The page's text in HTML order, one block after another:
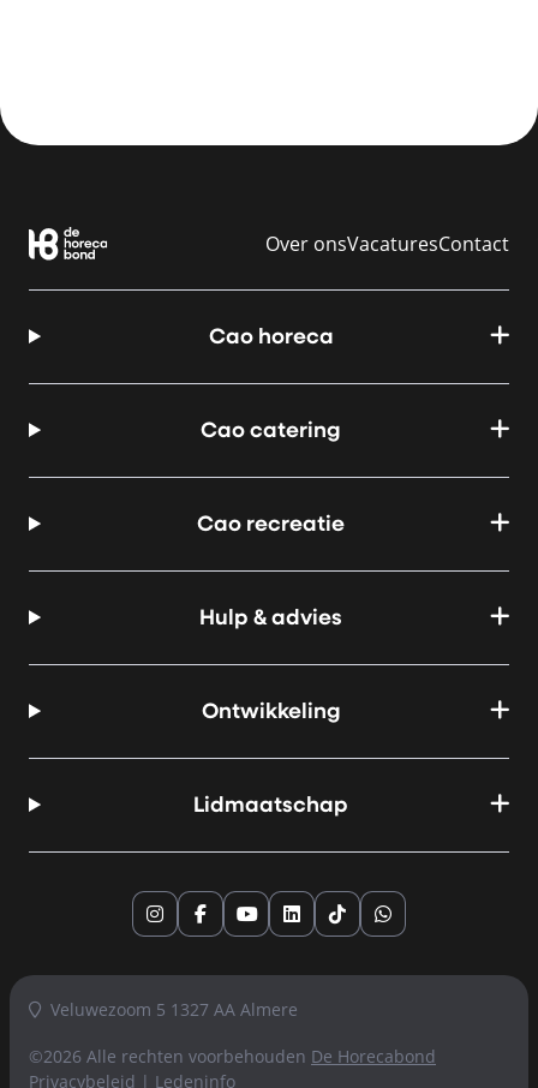
Over onsVacaturesContact
Cao horeca
Cao catering
Cao recreatie
Hulp & advies
Ontwikkeling
Lidmaatschap
Instagram
Facebook
YouTubeLinkedIn
TikTokWhatsapp
Veluwezoom 5 1327 AA Almere
©2026 Alle rechten voorbehouden De Horecabond
Privacybeleid | Ledeninfo